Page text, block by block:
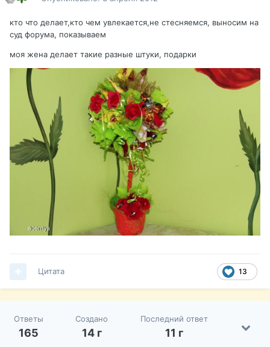
кто что делает,кто чем увлекается,не стесняемся, выносим на
суд форума, показываем
моя жена делает такие разные штуки, подарки
13
Цитата
Ответы
165
Создано
14 г
Последний ответ
11 г